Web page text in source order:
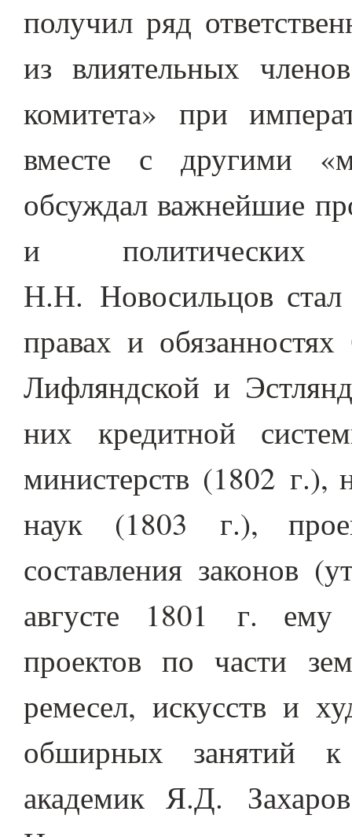
получил ряд
из влиятельных
комитета» при
вместе с другими
обсуждал важнейшие
и политических
Н.Н. Новосильцов
правах и
Лифляндской и
них кредитной
министерств (1802 г.),
наук (1803 г.),
составления законов
августе 1801 г. ему
проектов по части
ремесел, искусств и
обширных занятий
академик Я.Д.